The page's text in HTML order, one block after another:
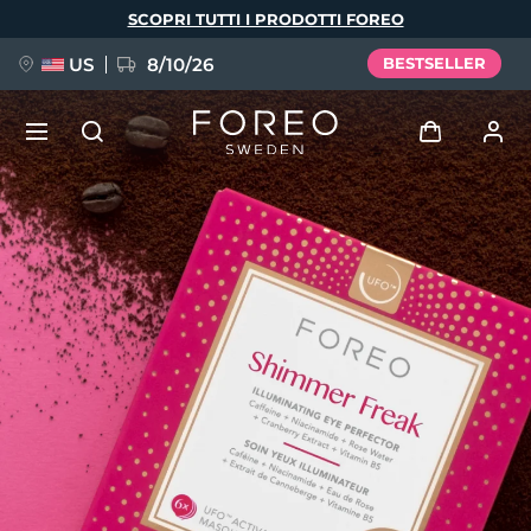
SCOPRI TUTTI I PRODOTTI FOREO
US 8/10/26 BESTSELLER
Accedi
Profilo utente
I miei dispositivi
I miei ordini
I miei indirizzi
I miei abbonamenti
NUOVO
FAQ™ Pure Beauty-Tech Elixir
BREAKING NEWS
issa™ Teeth Whitening Set
Lingua
English Deutsch
Español
Français
Italiano
Português
Polski
Svenska
Русский
简体中文 繁體中文